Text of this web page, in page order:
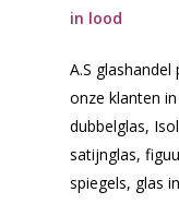
in lood
A.S
onze klanten
dubbelglas,
satijnglas,
spiegels, glas